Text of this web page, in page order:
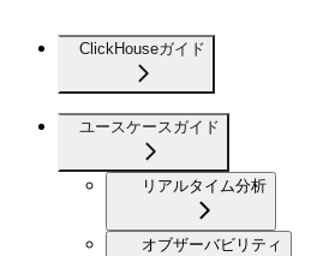
ClickHouseガイド
ユースケースガイド
リアルタイム分析
オブザーバビリティ